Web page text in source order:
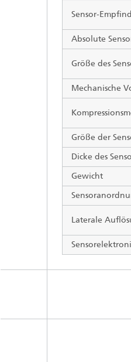
Sensor-
Absolute
Größe des
Mechanische
Größe der
Dicke des
Gewicht
Laterale